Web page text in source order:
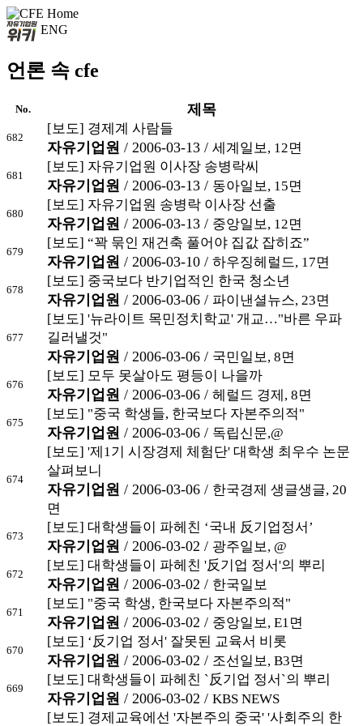
ENG
언론 속 cfe
No. 제목
682
[보도] 경제계 사람들
자유기업원 / 2006-03-13 / 세계일보, 12면
681
[보도] 자유기업원 이사장 송병락씨
자유기업원 / 2006-03-13 / 동아일보, 15면
680
[보도] 자유기업원 송병락 이사장 선출
자유기업원 / 2006-03-13 / 중앙일보, 12면
679
[보도] “꽉 묶인 재건축 풀어야 집값 잡히죠”
자유기업원 / 2006-03-10 / 하우징헤럴드, 17면
678
[보도] 중국보다 반기업적인 한국 청소년
자유기업원 / 2006-03-06 / 파이낸셜뉴스, 23면
677
[보도] '뉴라이트 목민정치학교' 개교…"바른 우파
길러낼것"
자유기업원 / 2006-03-06 / 국민일보, 8면
676
[보도] 모두 못살아도 평등이 나을까
자유기업원 / 2006-03-06 / 헤럴드 경제, 8면
675
[보도] "중국 학생들, 한국보다 자본주의적"
자유기업원 / 2006-03-06 / 독립신문,@
674
[보도] '제1기 시장경제 체험단' 대학생 최우수 논문
살펴보니
자유기업원 / 2006-03-06 / 한국경제 생글생글, 20
면
673
[보도] 대학생들이 파헤친 ‘국내 反기업정서’
자유기업원 / 2006-03-02 / 광주일보, @
672
[보도] 대학생들이 파헤친 '反기업 정서'의 뿌리
자유기업원 / 2006-03-02 / 한국일보
671
[보도] "중국 학생, 한국보다 자본주의적"
자유기업원 / 2006-03-02 / 중앙일보, E1면
670
[보도] ‘反기업 정서' 잘못된 교육서 비롯
자유기업원 / 2006-03-02 / 조선일보, B3면
669
[보도] 대학생들이 파헤친 `反기업 정서`의 뿌리
자유기업원 / 2006-03-02 / KBS NEWS
[보도] 경제교육에선 '자본주의 중국' '사회주의 한